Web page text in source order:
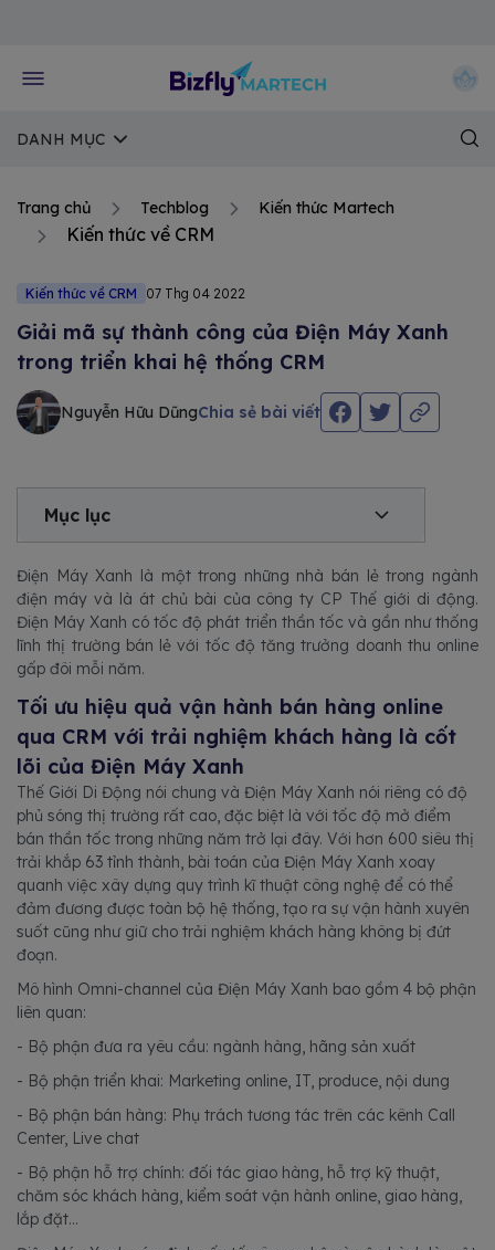
DANH MỤC
Trang chủ Techblog Kiến thức Martech
Kiến thức về CRM
Kiến thức về CRM 07 Thg 04 2022
Giải mã sự thành công của Điện Máy Xanh
trong triển khai hệ thống CRM
Nguyễn Hữu DũngChia sẻ bài viết
Mục lục
Điện Máy Xanh là một trong những nhà bán lẻ trong ngành
điện máy và là át chủ bài của công ty CP Thế giới di động.
Điện Máy Xanh có tốc độ phát triển thần tốc và gần như thống
lĩnh thị trường bán lẻ với tốc độ tăng trưởng doanh thu online
gấp đôi mỗi năm.
Tối ưu hiệu quả vận hành bán hàng online
qua CRM với trải nghiệm khách hàng là cốt
lõi của Điện Máy Xanh
Thế Giới Di Động nói chung và Điện Máy Xanh nói riêng có độ
phủ sóng thị trường rất cao, đặc biệt là với tốc độ mở điểm
bán thần tốc trong những năm trở lại đây. Với hơn 600 siêu thị
trải khắp 63 tỉnh thành, bài toán của Điện Máy Xanh xoay
quanh việc xây dựng quy trình kĩ thuật công nghệ để có thể
đảm đương được toàn bộ hệ thống, tạo ra sự vận hành xuyên
suốt cũng như giữ cho trải nghiệm khách hàng không bị đứt
đoạn.
Mô hình Omni-channel của Điện Máy Xanh bao gồm 4 bộ phận
liên quan:
- Bộ phận đưa ra yêu cầu: ngành hàng, hãng sản xuất
- Bộ phận triển khai: Marketing online, IT, produce, nội dung
- Bộ phận bán hàng: Phụ trách tương tác trên các kênh Call
Center, Live chat
- Bộ phận hỗ trợ chính: đối tác giao hàng, hỗ trợ kỹ thuật,
chăm sóc khách hàng, kiểm soát vận hành online, giao hàng,
lắp đặt...